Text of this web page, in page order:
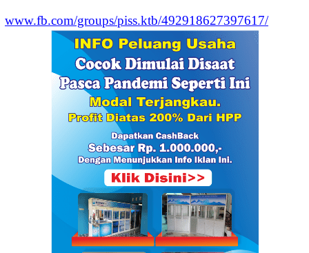
www.fb.com/groups/piss.ktb/492918627397617/